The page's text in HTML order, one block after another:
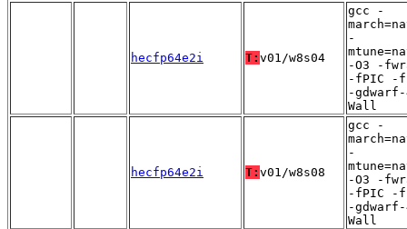
hecfp64e2i T: v01/w8s04
gcc -
-
-O3 -
-fPIC -
-
Wall
hecfp64e2i T: v01/w8s08
gcc -
-
-O3 -
-fPIC -
-
Wall